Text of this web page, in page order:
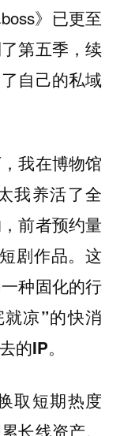
》已更至
第五季，续
自己的私域
我在博物馆
我养活了全
前者预约量
剧作品。这
种固化的行
凉”的快消
的IP。
取短期热度
长线资产。